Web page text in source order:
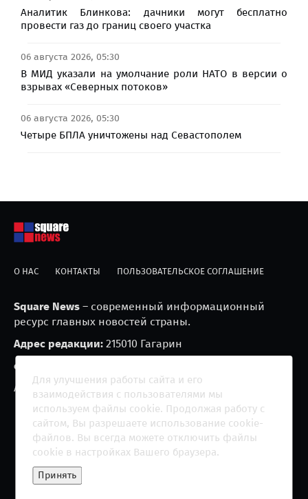
Аналитик Блинкова: дачники могут бесплатно
провести газ до границ своего участка
06 августа 2026, 05:30
В МИД указали на умолчание роли НАТО в версии о
взрывах «Северных потоков»
06 августа 2026, 05:30
Четыре БПЛА уничтожены над Севастополем
О НАС КОНТАКТЫ ПОЛЬЗОВАТЕЛЬСКОЕ СОГЛАШЕНИЕ
Square News – современный информационный
ресурс главных новостей страны.
Адрес редакции: 215010 Гагарин
e-mail:
Агрегатор новостей «Square news» (18+)
Copyright 2013 - ©
2026 All rights reserved | Сетевое
Для улучшения работы сайта и его
взаимодействия с пользователями мы
используем файлы cookie. Продолжая работу с
сайтом, Вы разрешаете использование cookie-
файлов. Вы всегда можете отключить файлы
cookie в настройках Вашего браузера.
Принять